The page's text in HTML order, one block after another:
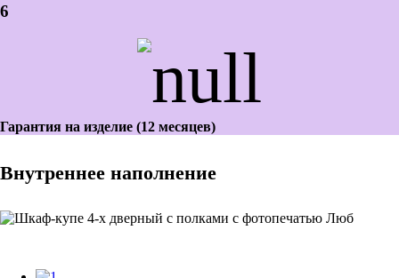
6
Гарантия на изделие (12 месяцев)
Внутреннее наполнение